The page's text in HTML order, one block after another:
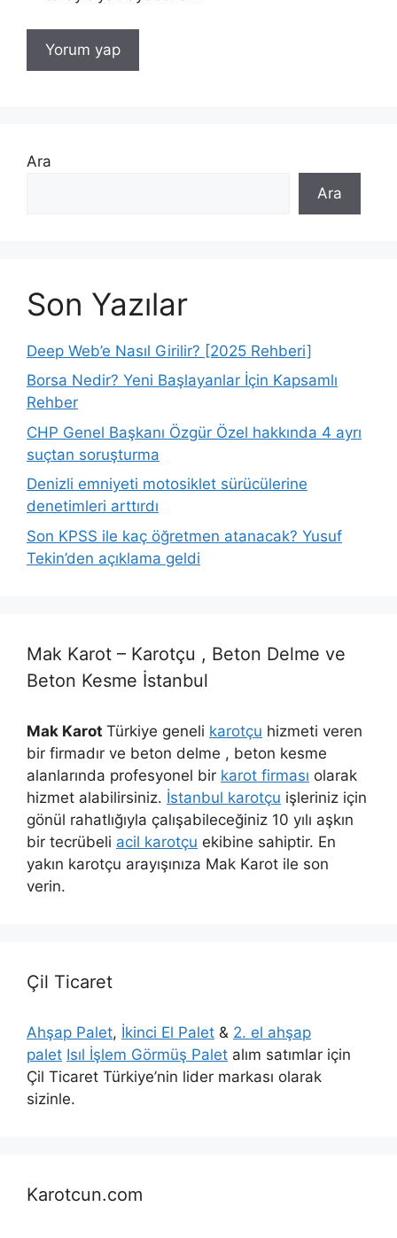
Ara
Ara
Son Yazılar
Deep Web’e Nasıl Girilir? [2025 Rehberi]
Borsa Nedir? Yeni Başlayanlar İçin Kapsamlı
Rehber
CHP Genel Başkanı Özgür Özel hakkında 4 ayrı
suçtan soruşturma
Denizli emniyeti motosiklet sürücülerine
denetimleri arttırdı
Son KPSS ile kaç öğretmen atanacak? Yusuf
Tekin’den açıklama geldi
Mak Karot – Karotçu , Beton Delme ve
Beton Kesme İstanbul
Mak Karot Türkiye geneli karotçu hizmeti veren
bir firmadır ve beton delme , beton kesme
alanlarında profesyonel bir karot firması olarak
hizmet alabilirsiniz. İstanbul karotçu işleriniz için
gönül rahatlığıyla çalışabileceğiniz 10 yılı aşkın
bir tecrübeli acil karotçu ekibine sahiptir. En
yakın karotçu arayışınıza Mak Karot ile son
verin.
Çil Ticaret
Ahşap Palet, İkinci El Palet & 2. el ahşap
palet Isıl İşlem Görmüş Palet alım satımlar için
Çil Ticaret Türkiye’nin lider markası olarak
sizinle.
Karotcun.com